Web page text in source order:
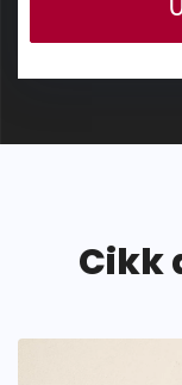
Cikk